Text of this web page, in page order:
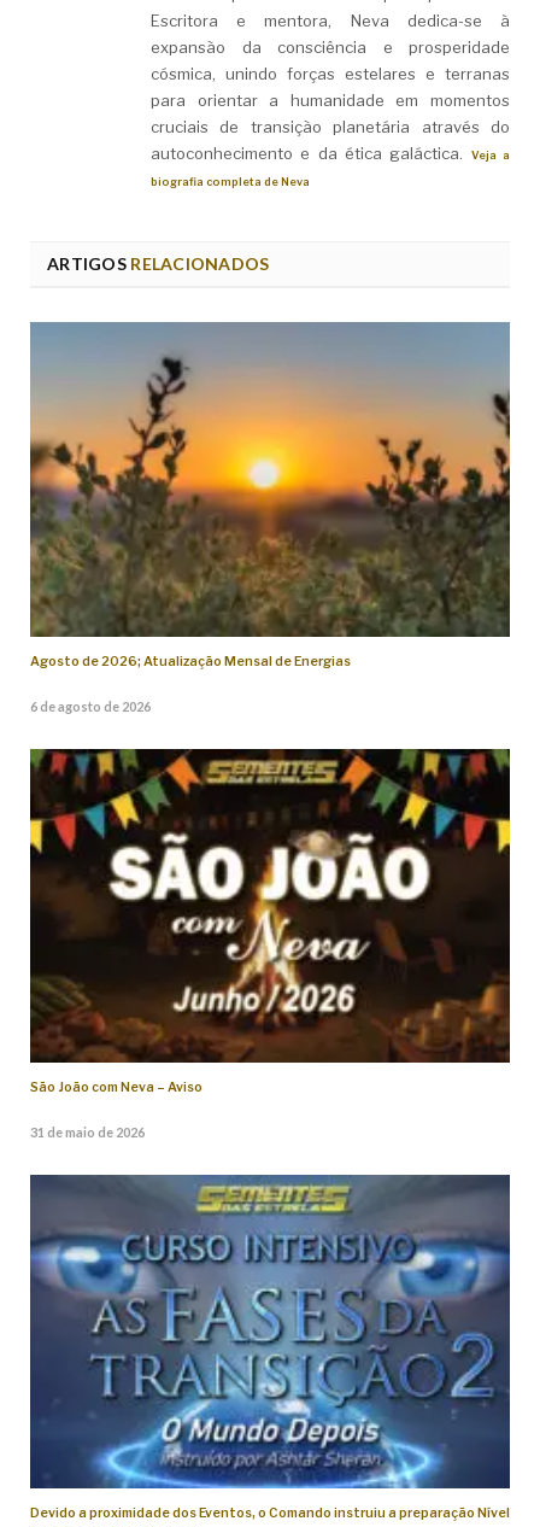
Escritora e mentora, Neva dedica-se à
expansão da consciência e prosperidade
cósmica, unindo forças estelares e terranas
para orientar a humanidade em momentos
cruciais de transição planetária através do
autoconhecimento e da ética galáctica.
Veja a
biografia completa de Neva
ARTIGOSRELACIONADOS
Agosto de 2026; Atualização Mensal de Energias
6 de agosto de 2026
São João com Neva – Aviso
31 de maio de 2026
Devido a proximidade dos Eventos, o Comando instruiu a preparação Nível